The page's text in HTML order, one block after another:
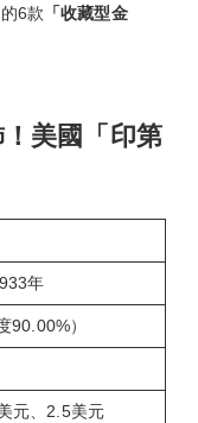
6款 「收藏型金
美國「印第
年
90.00%）
元、2.5美元